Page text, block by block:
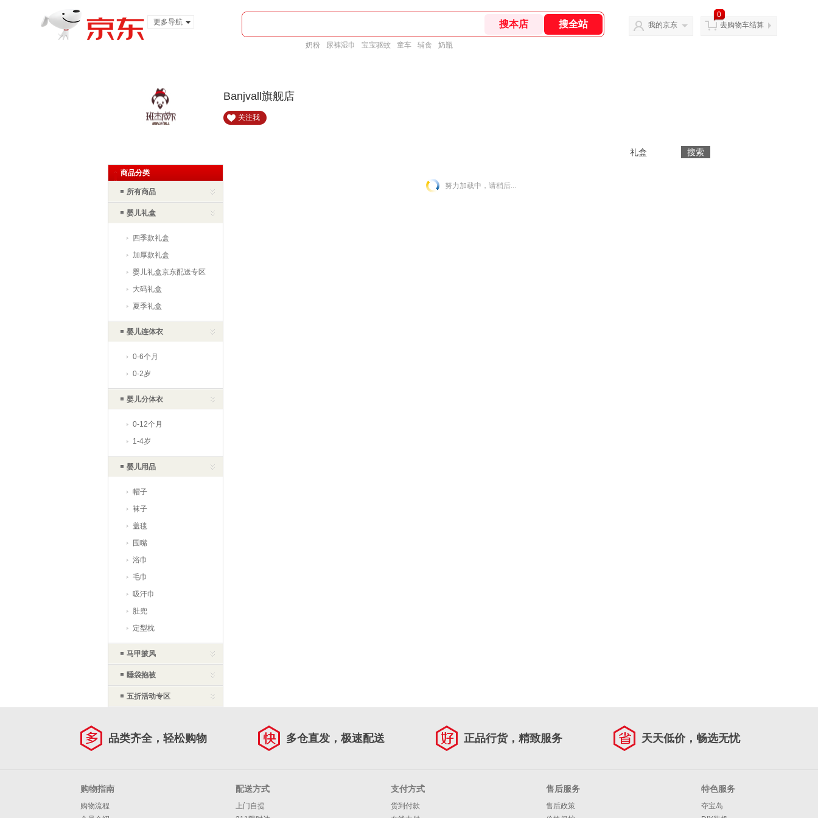
更多导航
奶粉 尿裤湿巾 宝宝驱蚊 童车 辅食 奶瓶
我的京东
0
去购物车结算
Banjvall旗舰店
关注我
商品分类
所有商品
婴儿礼盒
四季款礼盒
加厚款礼盒
婴儿礼盒京东配送专区
大码礼盒
夏季礼盒
婴儿连体衣
0-6个月
0-2岁
婴儿分体衣
0-12个月
1-4岁
婴儿用品
帽子
袜子
盖毯
围嘴
浴巾
毛巾
吸汗巾
肚兜
定型枕
马甲披风
睡袋抱被
五折活动专区
努力加载中，请稍后...
品类齐全，轻松购物 多仓直发，极速配送 正品行货，精致服务 天天低价，畅选无忧
购物指南
购物流程
配送方式
上门自提
支付方式
货到付款
售后服务
售后政策
特色服务
夺宝岛